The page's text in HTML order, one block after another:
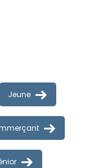
Jeune